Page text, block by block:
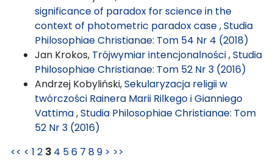
significance of paradox for science in the
context of photometric paradox case,Studia
Philosophiae Christianae: Tom 54 Nr 4 (2018)
Jan Krokos, Trójwymiar intencjonalności,Studia
Philosophiae Christianae: Tom 52 Nr 3 (2016)
Andrzej Kobyliński,Sekularyzacja religii w
twórczości Rainera Marii Rilkego i Gianniego
Vattima,Studia Philosophiae Christianae: Tom
52 Nr 3 (2016)
<< < 1 2 3 4 56 7 89 > >>